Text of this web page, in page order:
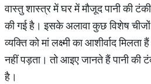
वास्तु शास्त्र में घर में मौजूद पानी की टंकी
की गई है। इसके अलावा कुछ विशेष
व्यक्ति को मां लक्ष्मी का आशीर्वाद
नहीं पड़ता। तो आइए जानते हैं पानी की
है।